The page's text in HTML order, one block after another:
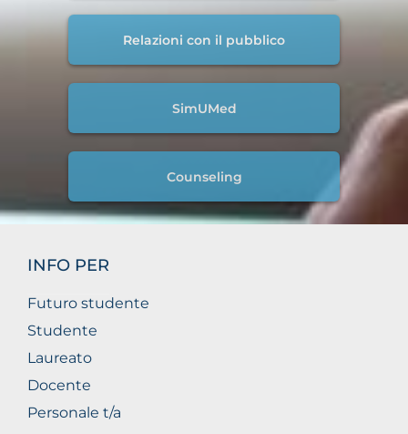
Relazioni con il pubblico
SimUMed
Counseling
INFO PER
Futuro studente
Studente
Laureato
Docente
Personale t/a